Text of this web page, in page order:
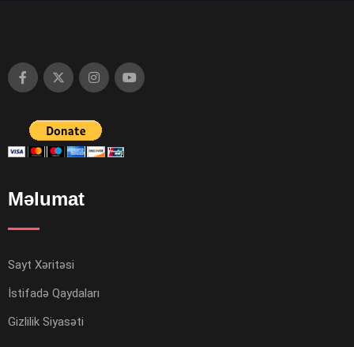
Məlumat
Sayt Xəritəsi
İstifadə Qaydaları
Gizlilik Siyasəti